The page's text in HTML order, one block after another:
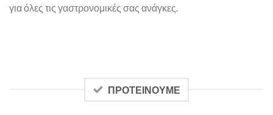
για όλες τις γαστρονομικές σας ανάγκες.
ΠΡΟΤΕΙΝΟΥΜΕ